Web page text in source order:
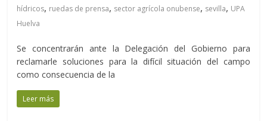
hídricos, ruedas de prensa, sector agrícola onubense, sevilla, UPA
Huelva
Se concentrarán ante la Delegación del Gobierno para
reclamarle soluciones para la difícil situación del campo
como consecuencia de la
Leer más